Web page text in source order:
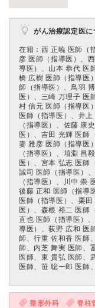
がん治療認定医に
在籍：⻄ 正暁 医師（
彦 医師（指導医）、
導医）、⼭本 恭代 医
橋 広樹 医師（指導医
師（指導医）、鳥⽻
医）、三崎 万理⼦ 医
村 信元 医師（指導医
医師（指導医）、井
（指導医）、佐藤 康
医）、吉⽥ 光輝 医師
妻 雅彦 医師（指導医
（指導医）、埴淵 昌
医）、宮本 弘志 医師
誠司 医師（指導医）
（指導医）、川中 崇
後藤 正和 医師（指導
医師（指導医）、栗
医）、森根 裕⼆ 医師
直也 医師（指導医）
導医）、荻野 広和 医
師、⾏重 佐和⾹ 医師
師、内芝 舞実 医師、
医師、東 貴弘 医師、
医師、笹 聡⼀郎 医師
整形外科 脊柱